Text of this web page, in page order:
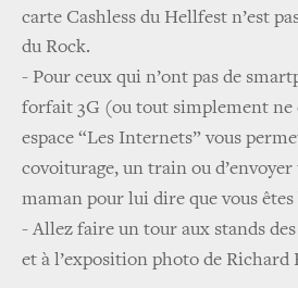
carte Cashless du Hellfest n’est
du Rock.
- Pour ceux qui n’ont pas de
forfait 3G (ou tout simplement ne
espace “Les Internets” vous
covoiturage, un train ou d’envoyer
maman pour lui dire que vous
- Allez faire un tour aux stands
et à l’exposition photo de Richard